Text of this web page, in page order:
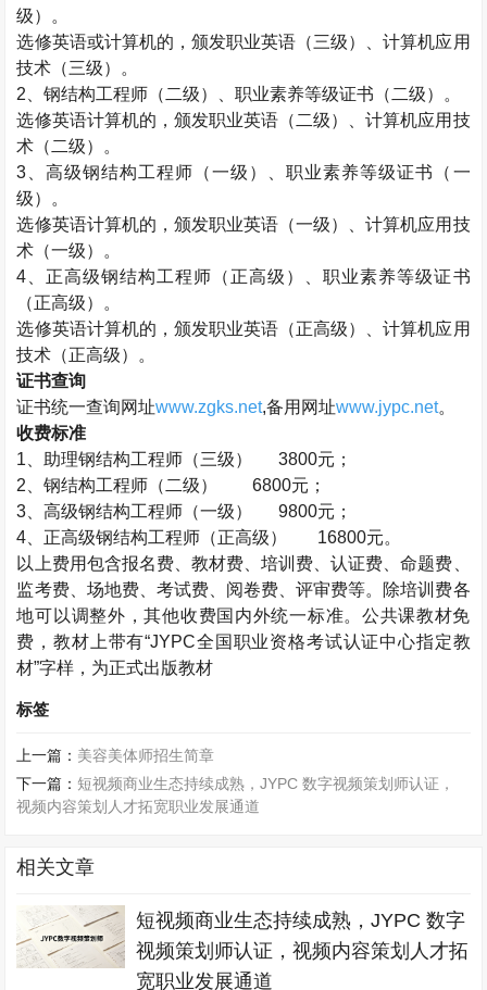
级）。
选修英语或计算机的，颁发职业英语（三级）、计算机应用
技术（三级）。
2 、钢结构工程师（二级）、职业素养等级证书（二级）。
选修英语计算机的，颁发职业英语（二级）、计算机应用技
术（二级）。
3 、高级钢结构工程师（一级）、职业素养等级证书（一
级）。
选修英语计算机的，颁发职业英语（一级）、计算机应用技
术（一级）。
4 、正高级钢结构工程师（正高级）、职业素养等级证书
（正高级）。
选修英语计算机的，颁发职业英语（正高级）、计算机应用
技术（正高级）。
证书查询
证书统一查询网址www.zgks.net,备用网址www.jypc.net。
收费标准
1 、助理钢结构工程师（三级） 3800元；
2 、钢结构工程师（二级） 6800元；
3 、高级钢结构工程师（一级） 9800元；
4 、正高级钢结构工程师（正高级） 16800元。
以上费用包含报名费、教材费、培训费、认证费、命题费、
监考费、场地费、考试费、阅卷费、评审费等。除培训费各
地可以调整外，其他收费国内外统一标准。公共课教材免
费，教材上带有“JYPC全国职业资格考试认证中心指定教
材”字样，为正式出版教材
标签
上一篇： 美容美体师招生简章
下一篇： 短视频商业生态持续成熟，JYPC 数字视频策划师认证，
视频内容策划人才拓宽职业发展通道
相关文章
短视频商业生态持续成熟，JYPC 数字
视频策划师认证，视频内容策划人才拓
宽职业发展通道